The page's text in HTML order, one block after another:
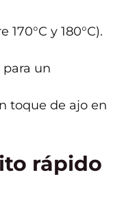
y 180°C).
para un
toque de ajo en
rápido